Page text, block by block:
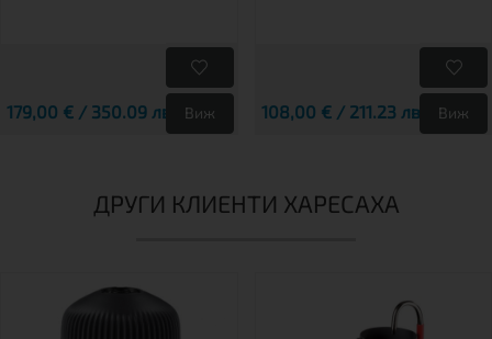
179,00 € / 350.09 лв. Виж 108,00 € / 211.23 лв. Виж
ДРУГИ КЛИЕНТИ ХАРЕСАХА